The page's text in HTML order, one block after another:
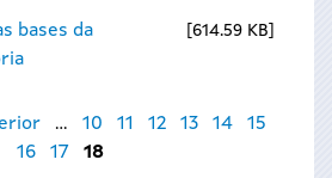
bases da
614.59 KB
… 10 11 12 13 14
15
16
17 18